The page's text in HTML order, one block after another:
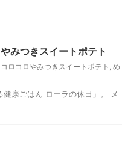
みつきスイートポテト
ロコロやみつきスイートポテト , め
康ごはん ローラの休日」。 メ